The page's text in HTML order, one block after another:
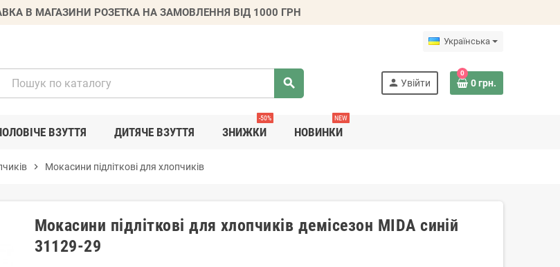
В МАГАЗИНИ РОЗЕТКА НА ЗАМОВЛЕННЯ ВІД 1000 ГРН
Українська
search person Увійти
0
0 грн.
ВЗУТТЯ ДИТЯЧЕ ВЗУТТЯ ЗНИЖКИ
-50%
НОВИНКИ
NEW
chevron_right Мокасини підліткові для хлопчиків
Мокасини підліткові для хлопчиків демісезон MIDA синій
31129-29